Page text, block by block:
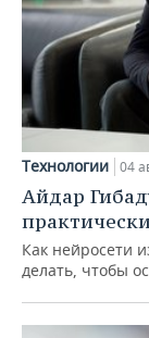
Технологии 04
Айдар
Как нейросети
делать, чтобы